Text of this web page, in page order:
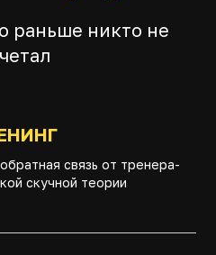
раньше никто не
связь от тренера-
скучной теории